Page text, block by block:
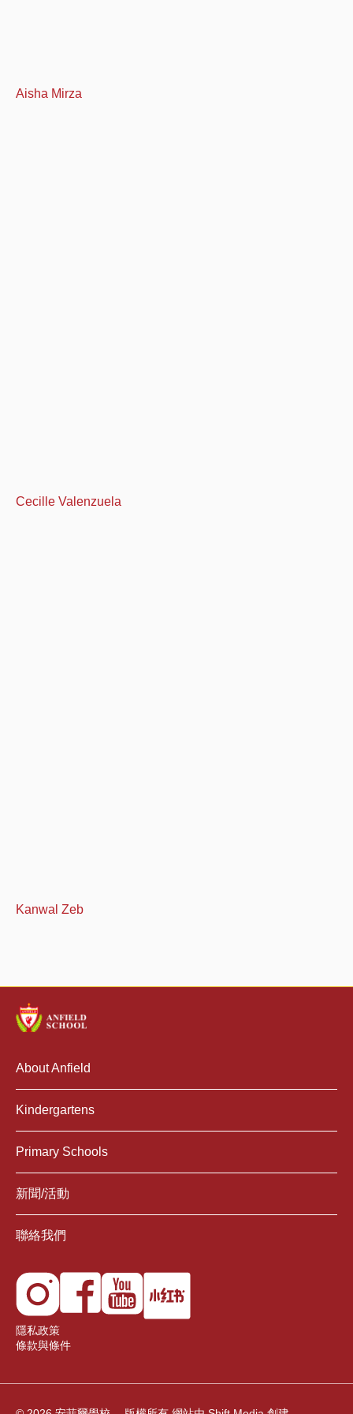
Aisha Mirza
Cecille Valenzuela
Kanwal Zeb
About Anfield
Kindergartens
Primary Schools
新聞/活動
聯絡我們
隱私政策
條款與條件